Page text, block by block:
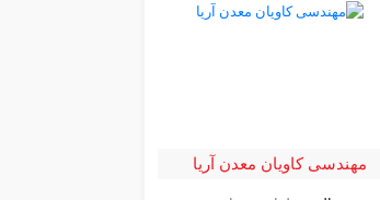
مهندسی کاویان معدن آریا